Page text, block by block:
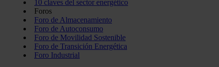
10 claves del sector energético
Foros
Foro de Almacenamiento
Foro de Autoconsumo
Foro de Movilidad Sostenible
Foro de Transición Energética
Foro Industrial